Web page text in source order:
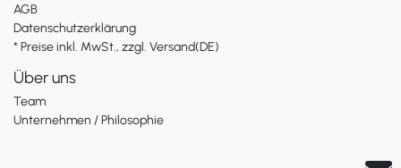
AGB
Datenschutzerklärung
* Preise inkl. MwSt., zzgl. Versand(DE)
Über uns
Team
Unternehmen / Philosophie